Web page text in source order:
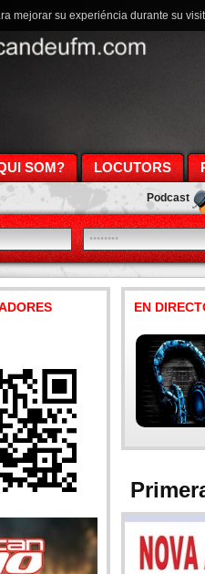
SOM? LOCUTORS
Podcast
EN
mejorar su experiéncia durante su